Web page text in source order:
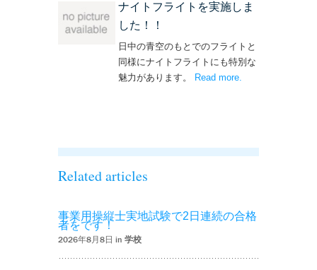
ナイトフライトを実施しま
した！！
日中の青空のもとでのフライトと
同様にナイトフライトにも特別な
魅力があります。
Read more
Related articles
事業用操縦士実地試験で2日連続の合格
者をです！
2026年8月8日 in 学校